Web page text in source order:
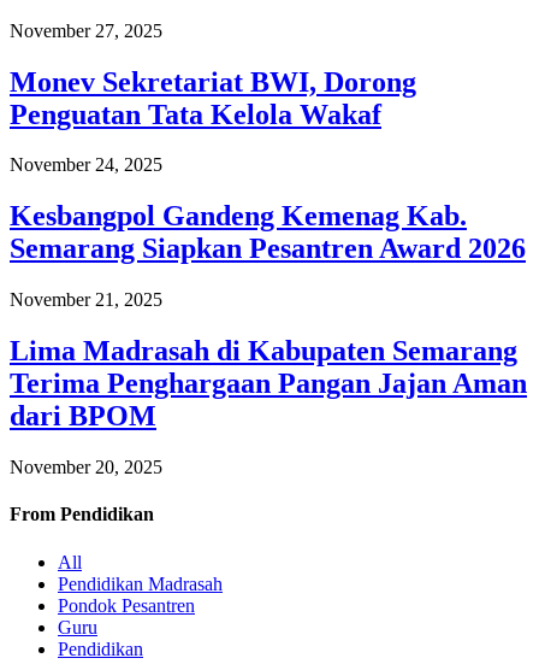
November 27, 2025
Monev Sekretariat BWI, Dorong
Penguatan Tata Kelola Wakaf
November 24, 2025
Kesbangpol Gandeng Kemenag Kab.
Semarang Siapkan Pesantren Award 2026
November 21, 2025
Lima Madrasah di Kabupaten Semarang
Terima Penghargaan Pangan Jajan Aman
dari BPOM
November 20, 2025
From Pendidikan
All
Pendidikan Madrasah
Pondok Pesantren
Guru
Pendidikan